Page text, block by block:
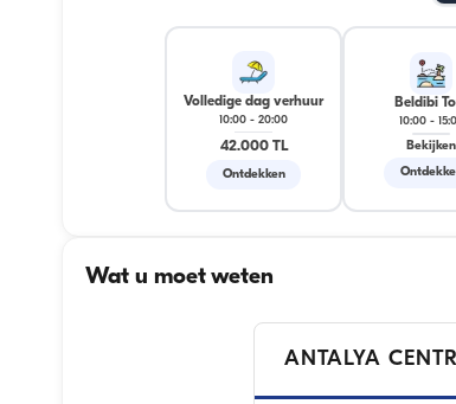
Volledige dag verhuur
10:00 - 20:00
42.000 TL
Ontdekken
Beldibi
10:00-
Bekijken
Wat u moet weten
ANTALYA